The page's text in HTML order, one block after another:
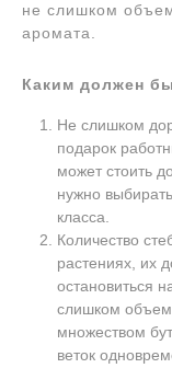
не слишком
аромата.
Каким должен
Не слишком
подарок
может стоить
нужно
класса.
Количество
растениях, их
остановиться
слишком
множеством
веток